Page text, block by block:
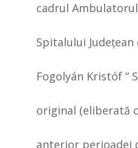
cadrul
Spitalului Judeţean
Fogolyán Kristóf “
original (eliberată
anterior perioadei